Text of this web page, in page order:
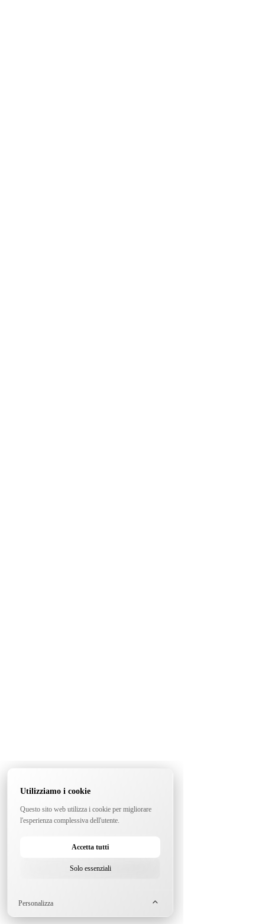
Utilizziamo i cookie
Questo sito web utilizza i cookie per migliorare
l'esperienza complessiva dell'utente.
Accetta tutti
Solo essenziali
Personalizza